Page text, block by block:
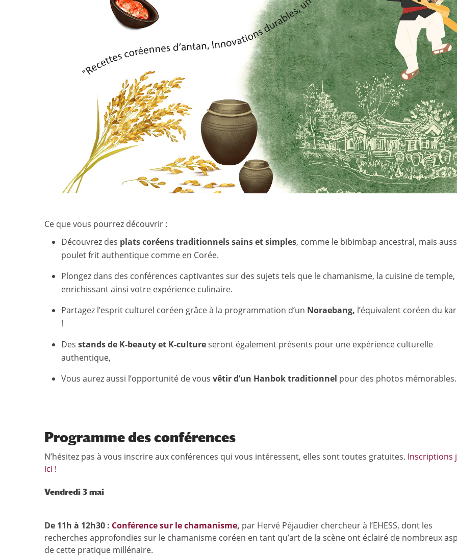
Ce que vous pourrez découvrir :
Découvrez des plats coréens traditionnels sains et simples, comme le bibimbap ancestral, mais
poulet frit authentique comme en Corée.
Plongez dans des conférences captivantes sur des sujets tels que le chamanisme, la cuisine de temple,
enrichissant ainsi votre expérience culinaire.
Partagez l’esprit culturel coréen grâce à la programmation d’un Noraebang, l’équivalent coréen du
!
Des stands de K-beauty et K-cultureseront également présents pour une expérience culturelle
authentique,
Vous aurez aussi l’opportunité de vous vêtir d’un Hanbok traditionnel pour des photos mémorables.
Programme des conférences
N’hésitez pas à vous inscrire aux conférences qui vous intéressent, elles sont toutes gratuites. Inscriptions
ici !
Vendredi 3 mai
De 11h à 12h30 : Conférence sur le chamanisme, par Hervé Péjaudier chercheur à l’EHESS, dont les
recherches approfondies sur le chamanisme coréen en tant qu’art de la scène ont éclairé de nombreux
de cette pratique millénaire.